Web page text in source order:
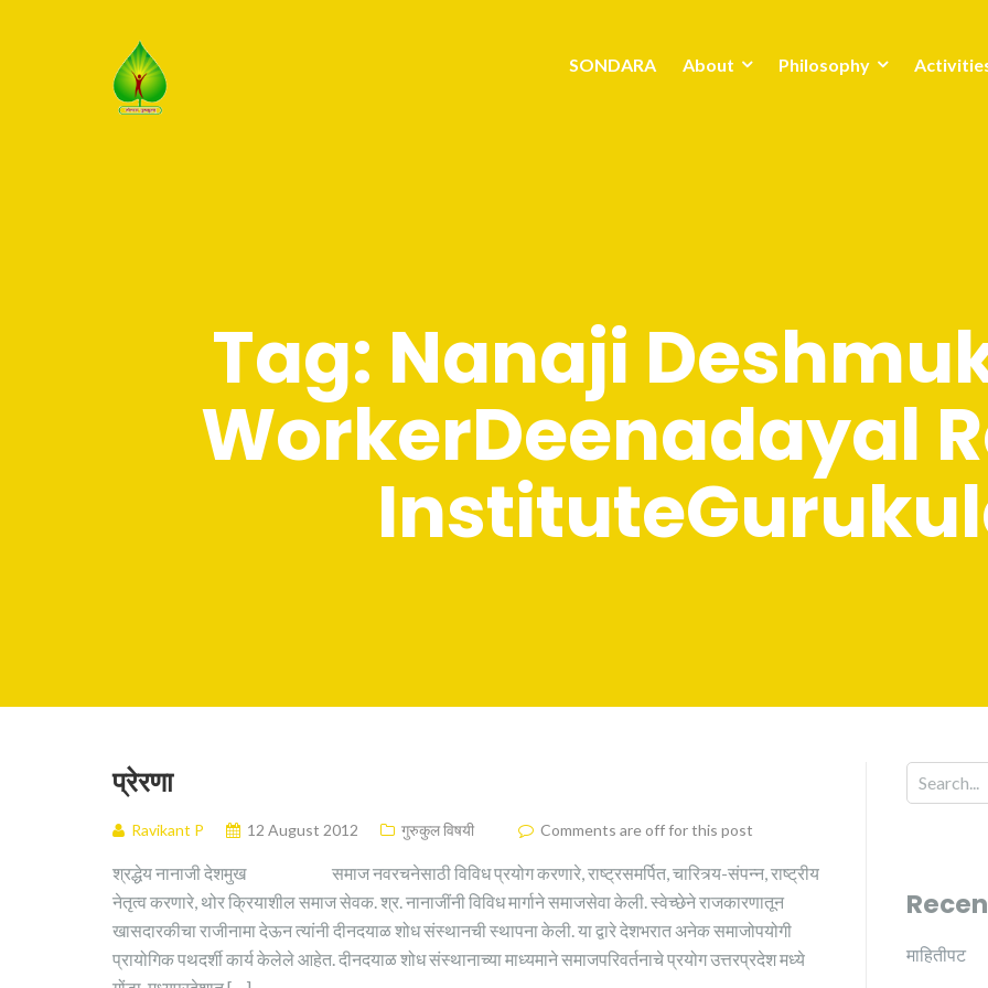
SONDARA About Philosophy
Tag: Nanaji
WorkerDeenadayal
प्रेरणा
Ravikant P 12 August 2012 गुरुकुल विषयी Comments are off for this post
श्रद्धेय नानाजी देशमुख समाज नवरचनेसाठी विविध प्रयोग करणारे, राष्ट्रसमर्पित, चारित्र्य-संपन्न, राष्ट्रीय
नेतृत्व करणारे, थोर क्रियाशील समाज सेवक. श्र. नानाजींनी विविध मार्गाने समाजसेवा केली. स्वेच्छेने राजकारणातून
खासदारकीचा राजीनामा देऊन त्यांनी दीनदयाळ शोध संस्थानची स्थापना केली. या द्वारे देशभरात अनेक समाजोपयोगी
प्रायोगिक पथदर्शी कार्य केलेले आहेत. दीनदयाळ शोध संस्थानाच्या माध्यमाने समाजपरिवर्तनाचे प्रयोग उत्तरप्रदेश मध्ये
माहितीपट